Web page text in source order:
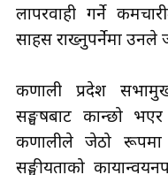
लापरवाही गर्ने
साहस राख्नुपर्नेमा उनले
कर्णाली प्रदेश
सङ्घर्षबाट कान्छो
कर्णालीले जेठो
सङ्घीयताको